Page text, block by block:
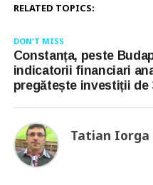
RELATED TOPICS:
DON'T MISS
Constanța, peste
indicatorii financiari
pregătește investiții de
Tatian Iorga